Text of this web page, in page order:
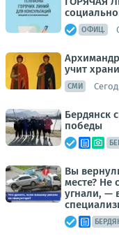
ОФИЦ.
учит
СМИ
Бердянск
победы
Вы
месте? Не
угнали, —